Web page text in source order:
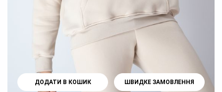
ДОДАТИ В КОШИК ШВИДКЕ ЗАМОВЛЕННЯ